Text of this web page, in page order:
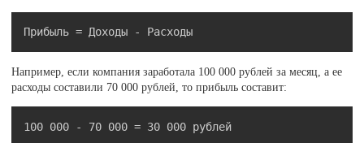
Прибыль = Доходы - Расходы
Например, если компания заработала 100 000 рублей за месяц, а ее
расходы составили 70 000 рублей, то прибыль составит:
100 000 - 70 000 = 30 000 рублей